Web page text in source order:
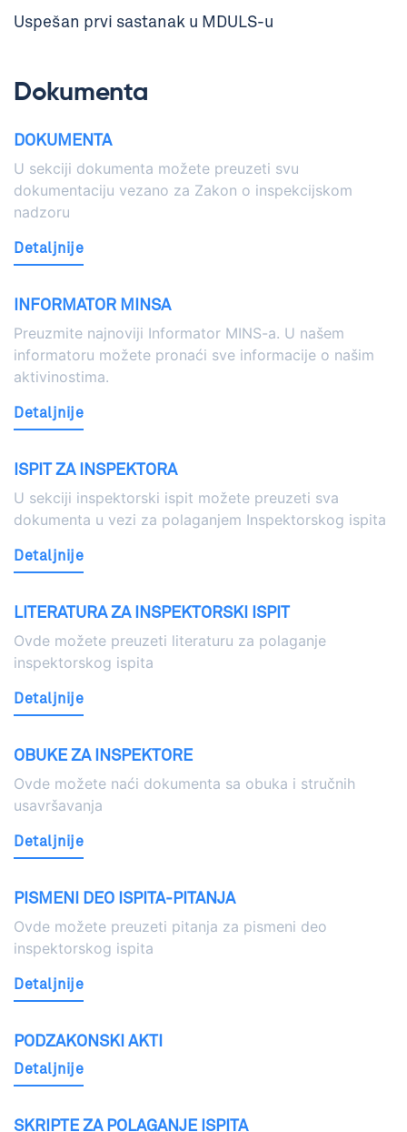
Uspešan prvi sastanak u MDULS-u
Dokumenta
DOKUMENTA
U sekciji dokumenta možete preuzeti svu
dokumentaciju vezano za Zakon o inspekcijskom
nadzoru
Detaljnije
INFORMATOR MINSA
Preuzmite najnoviji Informator MINS-a. U našem
informatoru možete pronaći sve informacije o našim
aktivinostima.
Detaljnije
ISPIT ZA INSPEKTORA
U sekciji inspektorski ispit možete preuzeti sva
dokumenta u vezi za polaganjem Inspektorskog ispita
Detaljnije
LITERATURA ZA INSPEKTORSKI ISPIT
Ovde možete preuzeti literaturu za polaganje
inspektorskog ispita
Detaljnije
OBUKE ZA INSPEKTORE
Ovde možete naći dokumenta sa obuka i stručnih
usavršavanja
Detaljnije
PISMENI DEO ISPITA-PITANJA
Ovde možete preuzeti pitanja za pismeni deo
inspektorskog ispita
Detaljnije
PODZAKONSKI AKTI
Detaljnije
SKRIPTE ZA POLAGANJE ISPITA